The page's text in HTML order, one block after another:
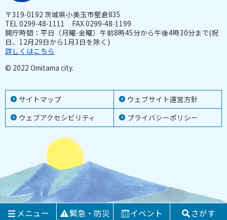
サイトマップ
ウェブサイト運営方針
ウェブアクセシビリティ
プライバシーポリシー
〒319-0192 茨城県小美玉市堅倉835
TEL 0299-48-1111 FAX 0299-48-1199
開庁時間：平日（月曜-金曜）午前8時45分から午後4時30分まで(祝
日、12月29日から1月3日を除く)
詳しくはこちら
© 2022 Omitama city.
メニュー 緊急・防災 イベント さがす